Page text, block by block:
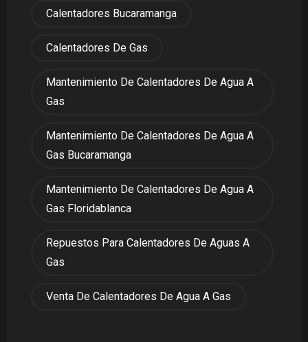
Calentadores Bucaramanga
Calentadores De Gas
Mantenimiento De Calentadores De Agua A
Gas
Mantenimiento De Calentadores De Agua A
Gas Bucaramanga
Mantenimiento De Calentadores De Agua A
Gas Floridablanca
Repuestos Para Calentadores De Aguas A
Gas
Venta De Calentadores De Agua A Gas